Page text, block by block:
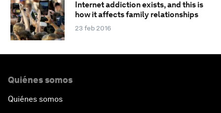
Internet addiction exists, and this is
how it affects family relationships
23 feb 2016
Quiénes somos
Quiénes somos